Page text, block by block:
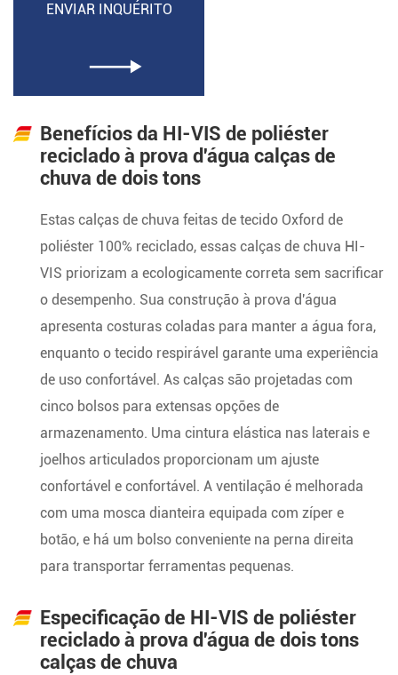
ENVIAR INQUÉRITO

Benefícios da HI-VIS de poliéster
reciclado à prova d'água calças de
chuva de dois tons
Estas calças de chuva feitas de tecido Oxford de
poliéster 100% reciclado, essas calças de chuva HI-
VIS priorizam a ecologicamente correta sem sacrificar
o desempenho. Sua construção à prova d'água
apresenta costuras coladas para manter a água fora,
enquanto o tecido respirável garante uma experiência
de uso confortável. As calças são projetadas com
cinco bolsos para extensas opções de
armazenamento. Uma cintura elástica nas laterais e
joelhos articulados proporcionam um ajuste
confortável e confortável. A ventilação é melhorada
com uma mosca dianteira equipada com zíper e
botão, e há um bolso conveniente na perna direita
para transportar ferramentas pequenas.
Especificação de HI-VIS de poliéster
reciclado à prova d'água de dois tons
calças de chuva